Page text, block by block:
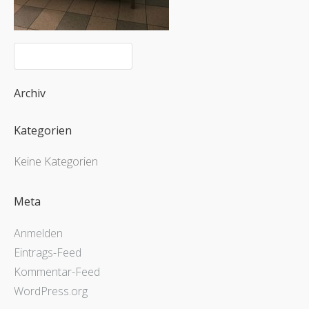
Archiv
Kategorien
Keine Kategorien
Meta
Anmelden
Eintrags-Feed
Kommentar-Feed
WordPress.org